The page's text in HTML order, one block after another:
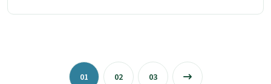
01 02 03